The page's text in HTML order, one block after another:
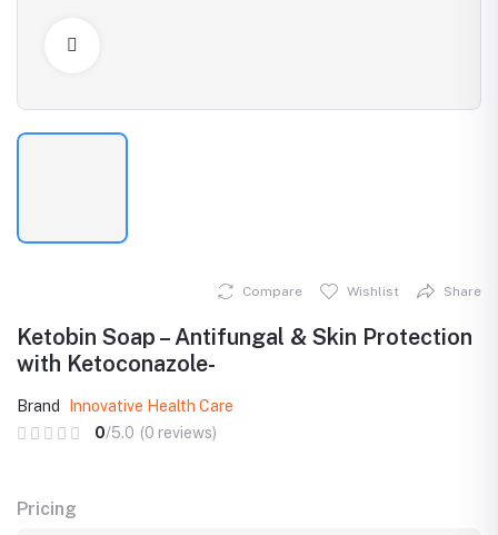
Compare Wishlist Share
Ketobin Soap – Antifungal & Skin Protection
with Ketoconazole-
Brand
Innovative Health Care
0/5.0 (0 reviews)
Pricing